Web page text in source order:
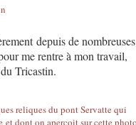
depuis de nombreuses
me rentre à mon travail,
Tricastin.